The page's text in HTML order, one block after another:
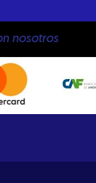
nosotros